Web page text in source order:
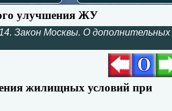
улучшения ЖУ
14. Закон Москвы. О дополнительных
жилищных условий при